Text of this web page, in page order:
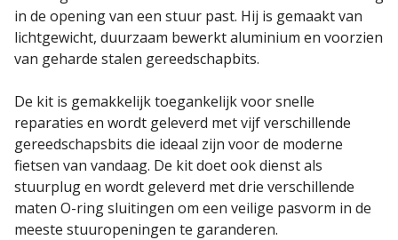
in de opening van een stuur past. Hij is gemaakt van
lichtgewicht, duurzaam bewerkt aluminium en voorzien
van geharde stalen gereedschapbits.
De kit is gemakkelijk toegankelijk voor snelle
reparaties en wordt geleverd met vijf verschillende
gereedschapsbits die ideaal zijn voor de moderne
fietsen van vandaag. De kit doet ook dienst als
stuurplug en wordt geleverd met drie verschillende
maten O-ring sluitingen om een veilige pasvorm in de
meeste stuuropeningen te garanderen.